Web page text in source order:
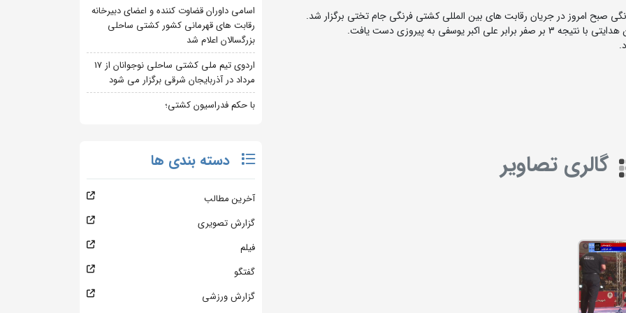
یوسفی به پیروزی دست یافت.
گالری تصاویر
اسامی داوران قضاوت کننده و اعضای دبیرخانه
رقابت های قهرمانی کشور کشتی ساحلی
بزرگسالان اعلام شد
اردوی تیم ملی کشتی ساحلی نوجوانان از 17
مرداد در آذربایجان شرقی برگزار می شود
با حکم فدراسیون کشتی؛
دسته بندی ها
آخرین مطالب
گزارش تصویری
فیلم
گفتگو
گزارش ورزشی